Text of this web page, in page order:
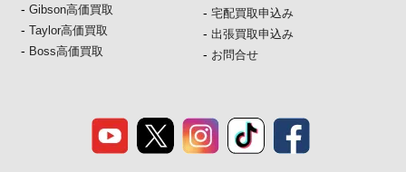
-Gibson高価買取
-Taylor高価買取
- Boss高価買取
- 宅配買取申込み
- 出張買取申込み
- お問合せ